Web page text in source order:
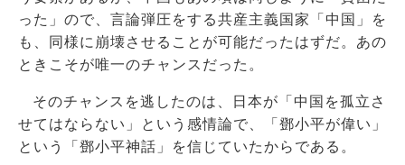
った」ので、言論弾圧をする共産主義国家「中国」を
も、同様に崩壊させることが可能だったはずだ。あの
ときこそが唯一のチャンスだった。
そのチャンスを逃したのは、日本が「中国を孤立さ
せてはならない」という感情論で、「鄧小平が偉い」
という「鄧小平神話」を信じていたからである。